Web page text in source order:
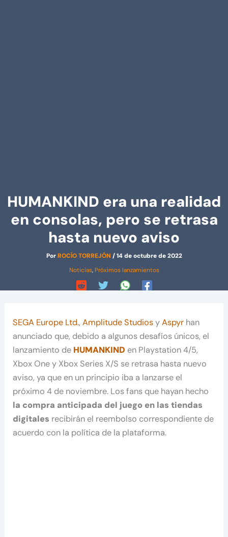
HUMANKIND era una realidad
en consolas, pero se retrasa
hasta nuevo aviso
PorROCÍO TORREJÓN /14 de octubre de 2022
Noticias, Próximos lanzamientos
SEGA Europe Ltd.,Amplitude StudiosyAspyr han
anunciado que, debido a algunos desafíos únicos, el
lanzamiento de HUMANKIND en Playstation 4/5,
Xbox One y Xbox Series X/S se retrasa hasta nuevo
aviso, ya que en un principio iba a lanzarse el
próximo 4 de noviembre. Los fans que hayan hecho
la compra anticipada del juego en las tiendas
digitales recibirán el reembolso correspondiente de
acuerdo con la política de la plataforma.